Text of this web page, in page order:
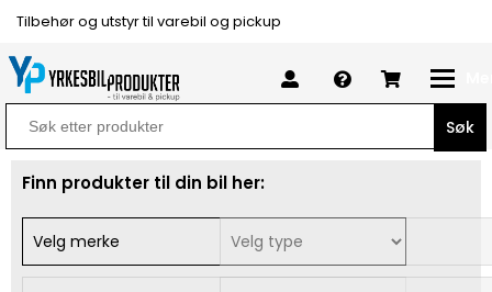
Tilbehør og utstyr til varebil og pickup
Search
for:
Finn produkter til din bil her: